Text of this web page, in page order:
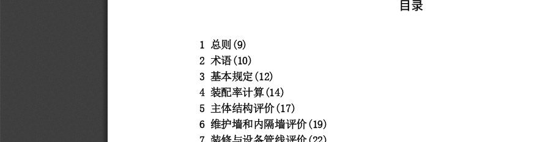
1 总则 (9)
2 术语(10)
3 基本规定 (12)
4 装配率计算(14)
5 主体结构评价(17)
6 维护墙和内隔墙评价(19)